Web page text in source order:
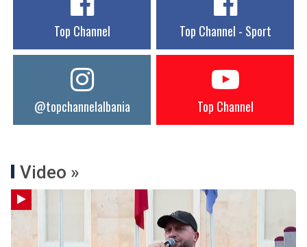
Top Channel Top Channel - Sport
@topchannelalbania Top Channel
Video »